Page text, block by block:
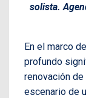
solista.
En el marco
profundo
renovación
escenario de